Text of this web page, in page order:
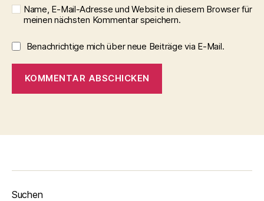
Name, E-Mail-Adresse und Website in diesem Browser für
meinen nächsten Kommentar speichern.
Benachrichtige mich über neue Beiträge via E-Mail.
Suchen